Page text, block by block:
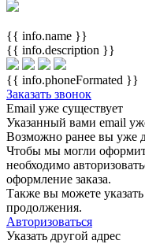
{{ info.name }}
{{ info.description }}
{{ info.phoneFormated }}
Заказать звонок
Email уже существует
Указанный вами email
Возможно ранее вы уже
Чтобы мы могли
необходимо
оформление заказа.
Также вы можете
продолжения.
Авторизоваться
Указать другой адрес